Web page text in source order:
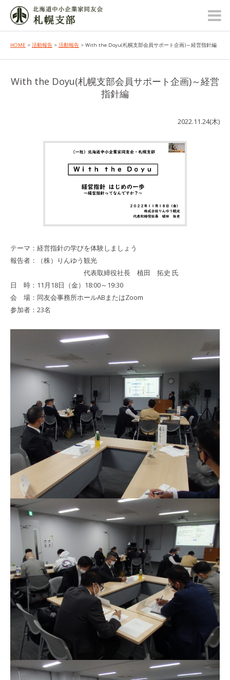
HOME > 活動報告 > 活動報告 > With the Doyu(札幌支部会員サポート企画)～経営指針編
With the Doyu(札幌支部会員サポート企画)～経営
指針編
2022.11.24(木)
テーマ：経営指針の学びを体験しましょう
報告者：（株）りんゆう観光
代表取締役社長 植田 拓史 氏
日 時：11月18日（金）18:00～19:30
会 場：同友会事務所ホールABまたはZoom
参加者：23名